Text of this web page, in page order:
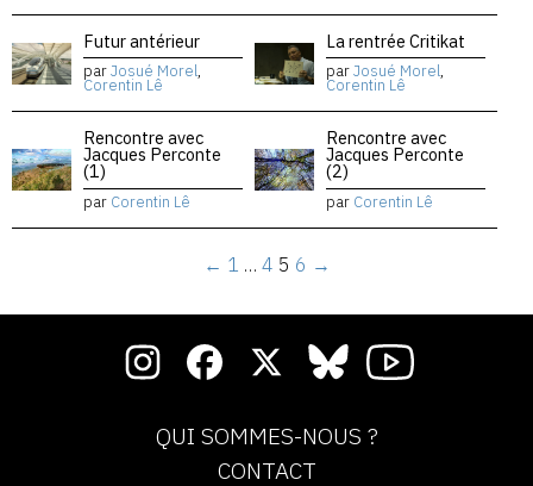
Futur antérieur
parJosué Morel,
Corentin Lê
La rentrée Critikat
parJosué Morel,
Corentin Lê
Rencontre avec
Jacques Perconte
(1)
par Corentin Lê
Rencontre avec
Jacques Perconte
(2)
par Corentin Lê
← 1 … 4 5 6 →
QUI SOMMES-NOUS ?
CONTACT